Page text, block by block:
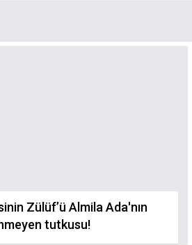
Zülüf’ü Almila Ada'nın
tutkusu!